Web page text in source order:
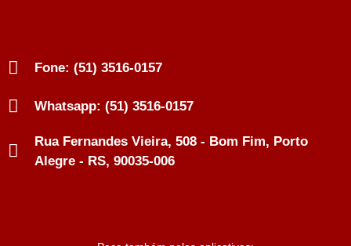
Fone: (51) 3516-0157
Whatsapp: (51) 3516-0157
Rua Fernandes Vieira, 508 - Bom Fim, Porto
Alegre - RS, 90035-006